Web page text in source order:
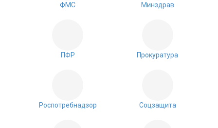
ФМС Минздрав
ПФР Прокуратура
Роспотребнадзор Соцзащита